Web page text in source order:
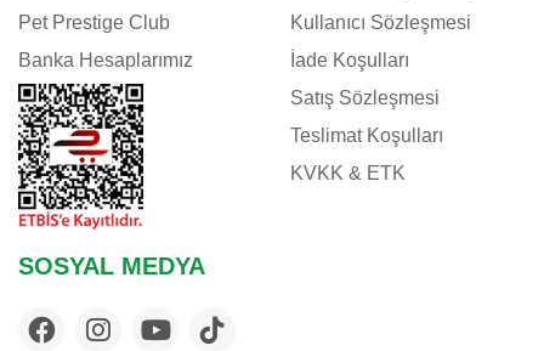
Pet Prestige Club
Banka Hesaplarımız
Kullanıcı Sözleşmesi
İade Koşulları
Satış Sözleşmesi
Teslimat Koşulları
KVKK & ETK
SOSYAL MEDYA